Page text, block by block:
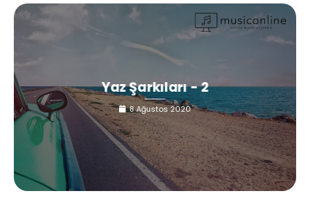
Yaz Şarkıları - 2
8 Ağustos 2020